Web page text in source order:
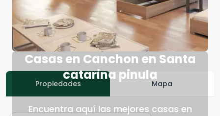
Casas en Canchon en Santa
catarina pinula
Encuentra aquí las mejores casas en
Propiedades Mapa